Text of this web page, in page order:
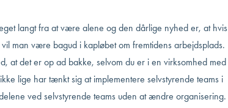
langt fra at være alene og den dårlige nyhed er, at hvis
man være bagud i kapløbet om fremtidens arbejdsplads.
at det er op ad bakke, selvom du er i en virksomhed med
lige har tænkt sig at implementere selvstyrende teams i
ved selvstyrende teams uden at ændre organisering.